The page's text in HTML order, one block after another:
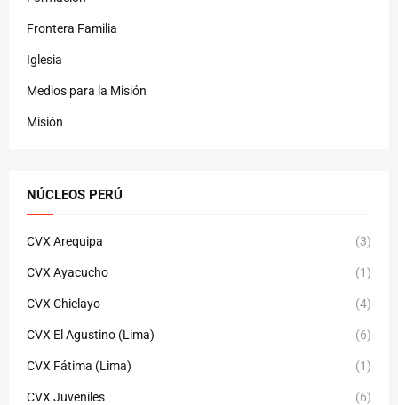
Frontera Familia
Iglesia
Medios para la Misión
Misión
NÚCLEOS PERÚ
CVX Arequipa (3)
CVX Ayacucho (1)
CVX Chiclayo (4)
CVX El Agustino (Lima) (6)
CVX Fátima (Lima) (1)
CVX Juveniles (6)